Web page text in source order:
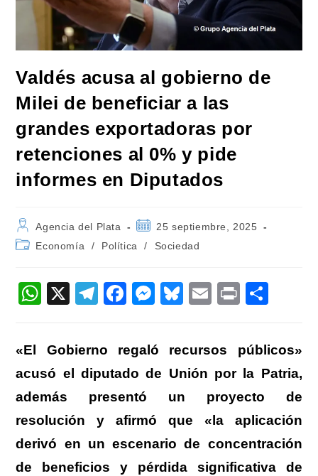
Valdés acusa al gobierno de
Milei de beneficiar a las
grandes exportadoras por
retenciones al 0% y pide
informes en Diputados
Autor
de
la
Agencia del Plata
Publicación
la
25 septiembre, 2025
Categoría
entrada:
Economía / Política / Sociedad
W
at
s
A
p
p
X
T
gr
a
m
F
e
b
o
o
k
M
ss
e
n
er
Bl
sk
y
E
Pr
m
p
ar
tir
«El Gobierno regaló recursos públicos»
acusó el diputado de Unión por la Patria,
además presentó un proyecto de
resolución y afirmó que «la aplicación
derivó en un escenario de concentración
de beneficios y pérdida significativa de